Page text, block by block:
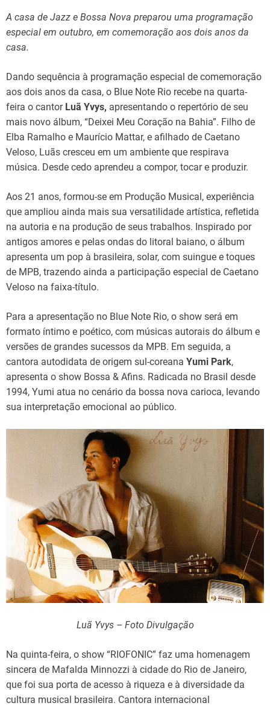
A casa de Jazz e Bossa Nova preparou uma programação
especial em outubro, em comemoração aos dois anos da
casa.
Dando sequência à programação especial de comemoração
aos dois anos da casa, o Blue Note Rio recebe na quarta-
feira o cantor Luã Yvys, apresentando o repertório de seu
mais novo álbum, “Deixei Meu Coração na Bahia”. Filho de
Elba Ramalho e Maurício Mattar, e afilhado de Caetano
Veloso, Luãs cresceu em um ambiente que respirava
música. Desde cedo aprendeu a compor, tocar e produzir.
Aos 21 anos, formou-se em Produção Musical, experiência
que ampliou ainda mais sua versatilidade artística, refletida
na autoria e na produção de seus trabalhos. Inspirado por
antigos amores e pelas ondas do litoral baiano, o álbum
apresenta um pop à brasileira, solar, com suingue e toques
de MPB, trazendo ainda a participação especial de Caetano
Veloso na faixa-título.
Para a apresentação no Blue Note Rio, o show será em
formato íntimo e poético, com músicas autorais do álbum e
versões de grandes sucessos da MPB. Em seguida, a
cantora autodidata de origem sul-coreana Yumi Park,
apresenta o show Bossa & Afins. Radicada no Brasil desde
1994, Yumi atua no cenário da bossa nova carioca, levando
sua interpretação emocional ao público.
Luã Yvys – Foto Divulgação
Na quinta-feira, o show “RIOFONIC” faz uma homenagem
sincera de Mafalda Minnozzi à cidade do Rio de Janeiro,
que foi sua porta de acesso à riqueza e à diversidade da
cultura musical brasileira. Cantora internacional